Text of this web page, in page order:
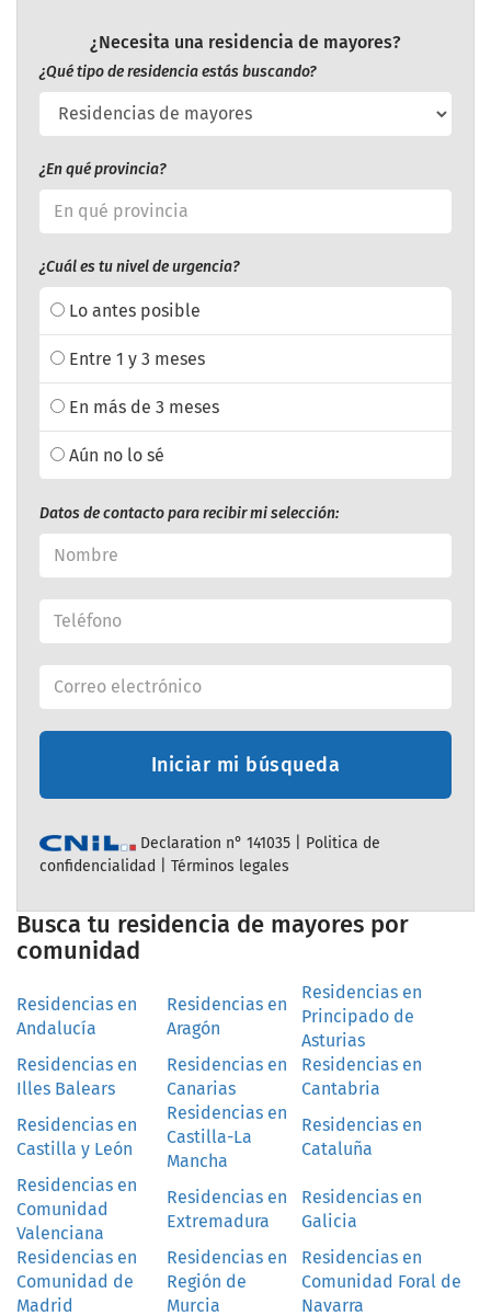
¿Necesita una residencia de mayores?
¿Qué tipo de residencia estás buscando?
¿En qué provincia?
¿Cuál es tu nivel de urgencia?
Lo antes posible
Entre 1 y 3 meses
En más de 3 meses
Aún no lo sé
Datos de contacto para recibir mi selección:
Iniciar mi búsqueda
Declaration n° 141035 | Politica de
confidencialidad
Términos legales
Busca tu residencia de mayores por
comunidad
Residencias en
Andalucía
Residencias en
Aragón
Residencias en
Principado de
Asturias
Residencias en
Illes Balears
Residencias en
Canarias
Residencias en
Cantabria
Residencias en
Castilla y León
Residencias en
Castilla-La
Mancha
Residencias en
Cataluña
Residencias en
Comunidad
Valenciana
Residencias en
Extremadura
Residencias en
Galicia
Residencias en
Comunidad de
Madrid
Residencias en
Región de
Murcia
Residencias en
Comunidad Foral de
Navarra